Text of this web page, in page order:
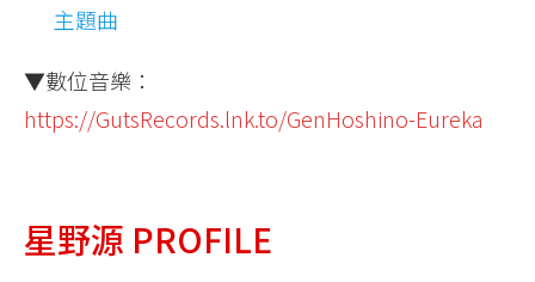
主題曲
▼數位音樂：
https://GutsRecords.lnk.to/GenHoshino-Eureka
星野源 PROFILE